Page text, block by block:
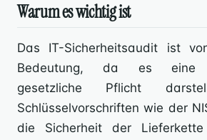
Warum es wichtig ist
Das IT-Sicherheitsaudit ist
Bedeutung, da es eine
gesetzliche Pflicht
Schlüsselvorschriften wie der
die Sicherheit der